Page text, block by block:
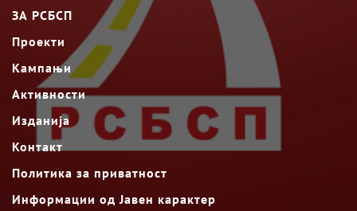
ЗА РСБСП
Проекти
Кампањи
Активности
Изданија
Контакт
Политика за приватност
Информации од Јавен карактер